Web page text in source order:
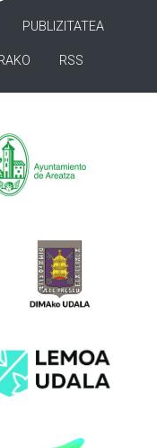
PUBLIZITATEA
RSS